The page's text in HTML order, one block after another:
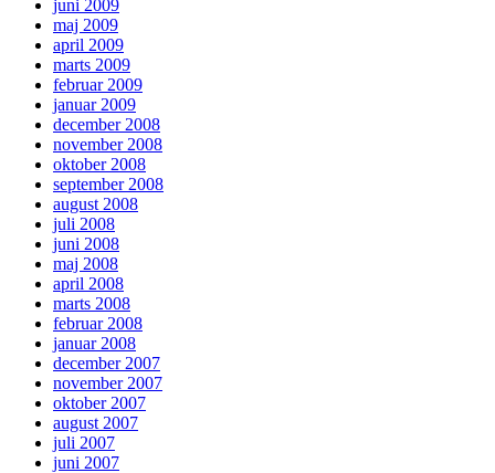
juni 2009
maj 2009
april 2009
marts 2009
februar 2009
januar 2009
december 2008
november 2008
oktober 2008
september 2008
august 2008
juli 2008
juni 2008
maj 2008
april 2008
marts 2008
februar 2008
januar 2008
december 2007
november 2007
oktober 2007
august 2007
juli 2007
juni 2007